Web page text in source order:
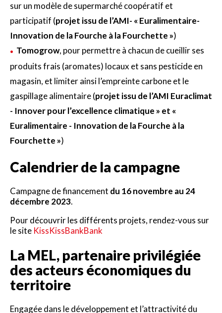
sur un modèle de supermarché coopératif et
participatif (projet issu de l’AMI- « Euralimentaire-
Innovation de la Fourche à la Fourchette »)
Tomogrow, pour permettre à chacun de cueillir ses
produits frais (aromates) locaux et sans pesticide en
magasin, et limiter ainsi l’empreinte carbone et le
gaspillage alimentaire (projet issu de l’AMI Euraclimat
- Innover pour l’excellence climatique » et «
Euralimentaire - Innovation de la Fourche à la
Fourchette »)
Calendrier de la campagne
Campagne de financement du 16 novembre au 24
décembre 2023.
Pour découvrir les différents projets, rendez-vous sur
le site KissKissBankBank
La MEL, partenaire privilégiée
des acteurs économiques du
territoire
Engagée dans le développement et l’attractivité du